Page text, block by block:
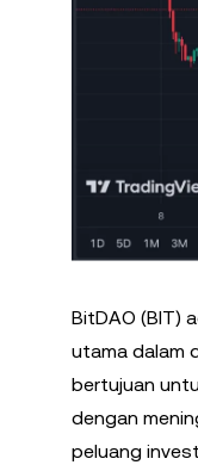
BitDAO (BIT)
utama dalam
bertujuan
dengan
peluang